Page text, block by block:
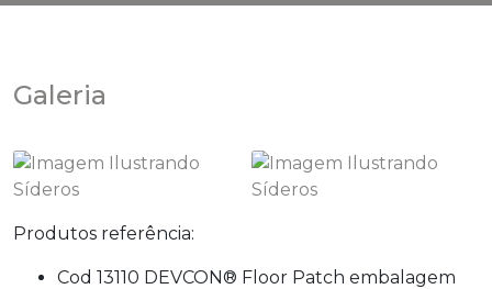
Galeria
Produtos referência:
Cod 13110 DEVCON® Floor Patch embalagem